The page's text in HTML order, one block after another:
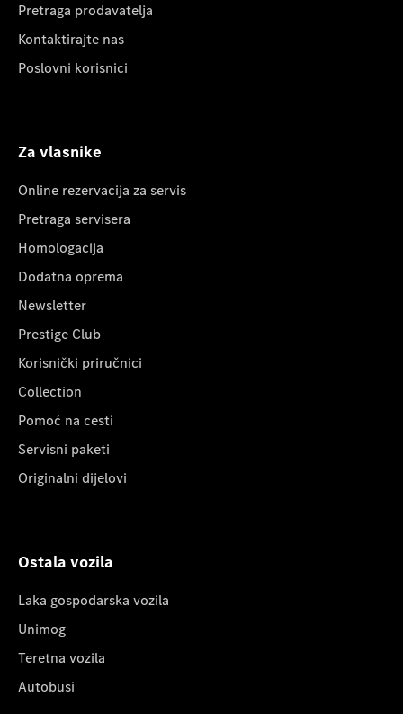
Pretraga prodavatelja
Kontaktirajte nas
Poslovni korisnici
Za vlasnike
Online rezervacija za servis
Pretraga servisera
Homologacija
Dodatna oprema
Newsletter
Prestige Club
Korisnički priručnici
Collection
Pomoć na cesti
Servisni paketi
Originalni dijelovi
Ostala vozila
Laka gospodarska vozila
Unimog
Teretna vozila
Autobusi